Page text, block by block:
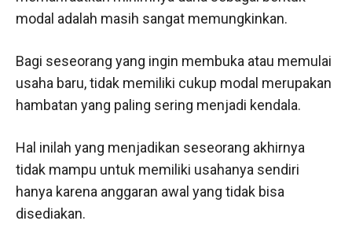
modal adalah masih sangat memungkinkan.
Bagi seseorang yang ingin membuka atau memulai
usaha baru, tidak memiliki cukup modal merupakan
hambatan yang paling sering menjadi kendala.
Hal inilah yang menjadikan seseorang akhirnya
tidak mampu untuk memiliki usahanya sendiri
hanya karena anggaran awal yang tidak bisa
disediakan.